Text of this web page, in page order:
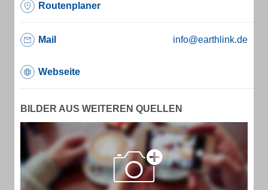
Routenplaner
Mail info@earthlink.de
Webseite
BILDER AUS WEITEREN QUELLEN